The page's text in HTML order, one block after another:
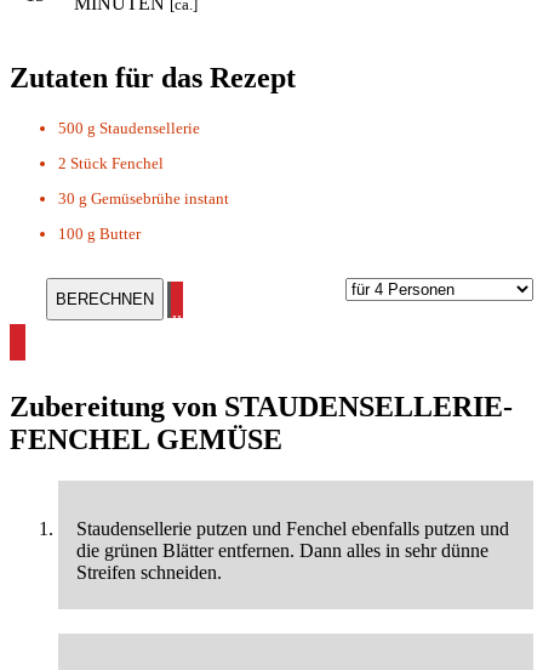
[ca.]
Zutaten für das Rezept
500 g Staudensellerie
2 Stück Fenchel
30 g Gemüsebrühe instant
100 g Butter
alle Staudensellerie Rezepte ansehen
Zubereitung von STAUDENSELLERIE-
FENCHEL GEMÜSE
Staudensellerie putzen und Fenchel ebenfalls putzen und
die grünen Blätter entfernen. Dann alles in sehr dünne
Streifen schneiden.